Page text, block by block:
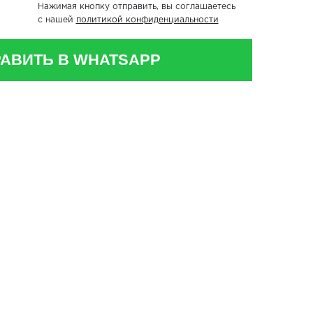
Нажимая кнопку отправить, вы соглашаетесь
с нашей политикой конфиденциальности
В WHATSAPP